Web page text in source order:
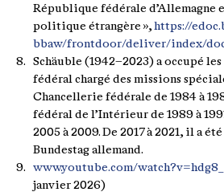
République fédérale d’Allemagne
politique étrangère », https://
bbaw/frontdoor/deliver/index/
Schäuble (1942–2023) a occupé
fédéral chargé des missions
Chancellerie fédérale de 1984 à
fédéral de l’Intérieur de 1989 à
2005 à 2009. De 2017 à 2021, il a
Bundestag allemand.
www.youtube.com/
janvier 2026)